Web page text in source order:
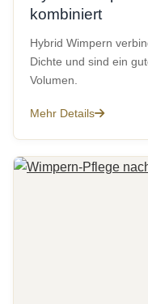
kombiniert
Hybrid Wimpern
Dichte und sind ein
Volumen.
Mehr Details